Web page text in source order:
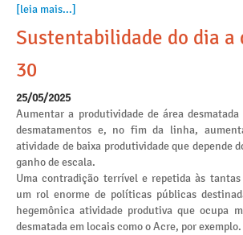
[leia mais...]
Sustentabilidade do dia a
30
25/05/2025
Aumentar a produtividade de área
desmatamentos e, no fim da linha,
atividade de baixa produtividade que depende
ganho de escala.
Uma contradição terrível e repetida às
um rol enorme de políticas públicas
hegemônica atividade produtiva que ocupa
desmatada em locais como o Acre, por exemplo.